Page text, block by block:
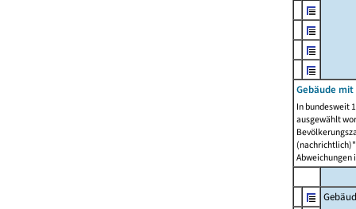
Gebäude mit
In bundesweit
ausgewählt
Abweichungen